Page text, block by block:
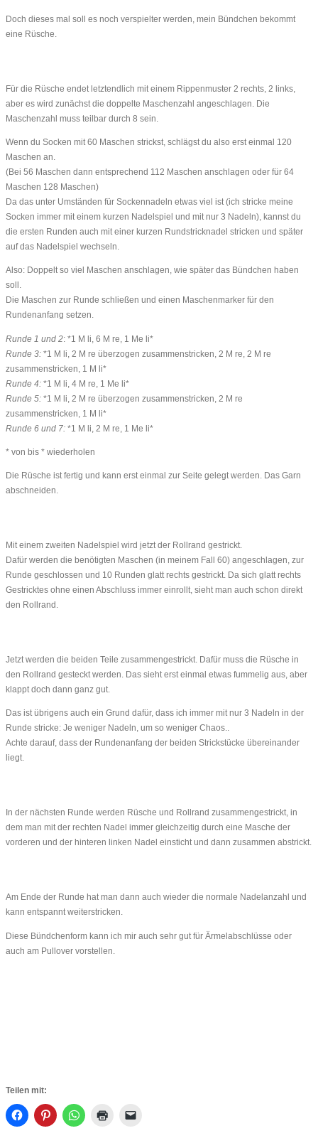
Doch dieses mal soll es noch verspielter werden, mein Bündchen bekommt
eine Rüsche.
Für die Rüsche endet letztendlich mit einem Rippenmuster 2 rechts, 2 links,
aber es wird zunächst die doppelte Maschenzahl angeschlagen. Die
Maschenzahl muss teilbar durch 8 sein.
Wenn du Socken mit 60 Maschen strickst, schlägst du also erst einmal 120
Maschen an.
(Bei 56 Maschen dann entsprechend 112 Maschen anschlagen oder für 64
Maschen 128 Maschen)
Da das unter Umständen für Sockennadeln etwas viel ist (ich stricke meine
Socken immer mit einem kurzen Nadelspiel und mit nur 3 Nadeln), kannst du
die ersten Runden auch mit einer kurzen Rundstricknadel stricken und später
auf das Nadelspiel wechseln.
Also: Doppelt so viel Maschen anschlagen, wie später das Bündchen haben
soll.
Die Maschen zur Runde schließen und einen Maschenmarker für den
Rundenanfang setzen.
Runde 1 und 2: *1 M li, 6 M re, 1 Me li*
Runde 3: *1 M li, 2 M re überzogen zusammenstricken, 2 M re, 2 M re
zusammenstricken, 1 M li*
Runde 4: *1 M li, 4 M re, 1 Me li*
Runde 5: *1 M li, 2 M re überzogen zusammenstricken, 2 M re
zusammenstricken, 1 M li*
Runde 6 und 7: *1 M li, 2 M re, 1 Me li*
* von bis * wiederholen
Die Rüsche ist fertig und kann erst einmal zur Seite gelegt werden. Das Garn
abschneiden.
Mit einem zweiten Nadelspiel wird jetzt der Rollrand gestrickt.
Dafür werden die benötigten Maschen (in meinem Fall 60) angeschlagen, zur
Runde geschlossen und 10 Runden glatt rechts gestrickt. Da sich glatt rechts
Gestricktes ohne einen Abschluss immer einrollt, sieht man auch schon direkt
den Rollrand.
Jetzt werden die beiden Teile zusammengestrickt. Dafür muss die Rüsche in
den Rollrand gesteckt werden. Das sieht erst einmal etwas fummelig aus, aber
klappt doch dann ganz gut.
Das ist übrigens auch ein Grund dafür, dass ich immer mit nur 3 Nadeln in der
Runde stricke: Je weniger Nadeln, um so weniger Chaos..
Achte darauf, dass der Rundenanfang der beiden Strickstücke übereinander
liegt.
In der nächsten Runde werden Rüsche und Rollrand zusammengestrickt, in
dem man mit der rechten Nadel immer gleichzeitig durch eine Masche der
vorderen und der hinteren linken Nadel einsticht und dann zusammen abstrickt.
Am Ende der Runde hat man dann auch wieder die normale Nadelanzahl und
kann entspannt weiterstricken.
Diese Bündchenform kann ich mir auch sehr gut für Ärmelabschlüsse oder
auch am Pullover vorstellen.
Teilen mit: